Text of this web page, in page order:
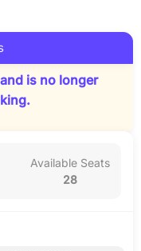
is no longer
Available Seats
28